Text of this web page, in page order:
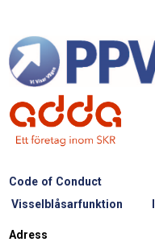
Code of Conduct
Visselblåsarfunktion
Adress